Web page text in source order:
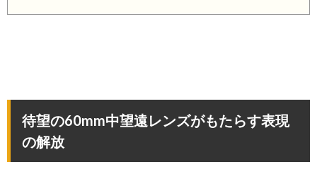
待望の60mm中望遠レンズがもたらす表現
の解放